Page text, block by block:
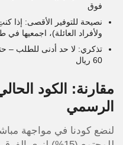
فوق
نصيحة للتوفير الأقصى: إذا
ولأفراد العائلة)، اجمعيها
60 ريال
الرسمي